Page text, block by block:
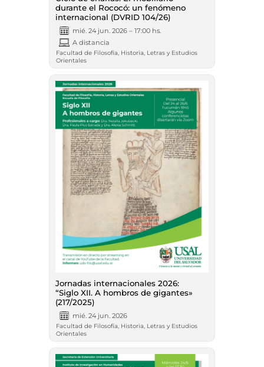
durante el Rococó: un fenómeno
internacional (DVRID 104/26)
mié. 24 jun. 2026 – 17:00 hs.
A distancia
Facultad de Filosofía, Historia, Letras y Estudios
Orientales
Jornadas internacionales 2026:
“Siglo XII. A hombros de gigantes»
(217/2025)
mié. 24 jun. 2026
Facultad de Filosofía, Historia, Letras y Estudios
Orientales